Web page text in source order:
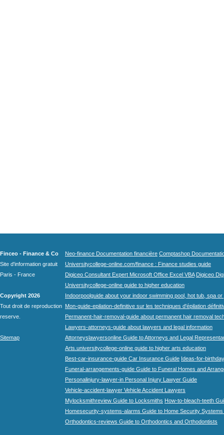
Finceo - Finance & Co
Site d'information gratuit
Paris - France
Copyright 2026
Tout droit de reproduction
reserve.
Sitemap
Neo-finance Documentation financière Comptashop
Universitycollege-online.com/finance : Finance studies guide
Digiceo Consultant Expert Microsoft Office Excel VBA Digiceo
Universitycollege-online guide to higher education
Indoorpoolguide about your indoor swimming pool, hot tub, spa
Mon-guide-epilation-definitive sur les techniques d'épilation
Permanent-hair-removal-guide about permanent hair removal
Lawyers-attorneys-guide about lawyers and legal information
Attorneyslawyersonline Guide to Attorneys and Legal
Arts.universitycollege-online guide to higher arts education
Best-car-insurance-guide Car Insurance Guide Ideas-for-
Funeral-arrangements-guide Guide to Funeral Homes and
Personalinjury-lawyer-in Personal Injury Lawyer Guide
Vehicle-accident-lawyer Vehicle Accident Lawyers
Mylocksmithreview Guide to Locksmiths How-to-bleach-teeth
Homesecurity-systems-alarms Guide to Home Security Systems
Orthodontics-reviews Guide to Orthodontics and Orthodontists